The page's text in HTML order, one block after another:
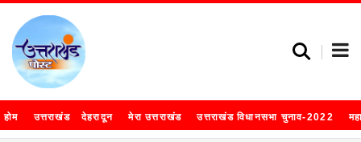
होम उत्तराखंड देहरादून मेरा उत्तराखंड उत्तराखंड विधानसभा चुनाव-2022